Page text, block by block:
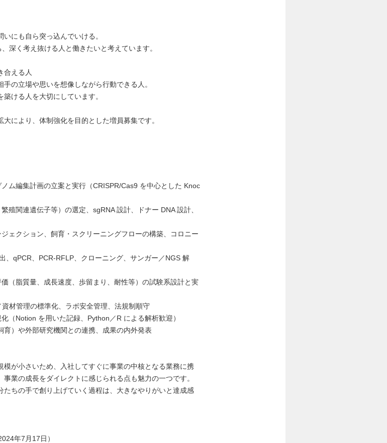
にも自ら突っ込んでいける。
深く考え抜ける人と働きたいと考えています。
合える人
の立場や思いを想像しながら行動できる人。
ける人を大切にしています。
により、体制強化を目的とした増員募集です。
ム編集計画の立案と実行（CRISPR/Cas9 を中心とした Knoc
殖関連遺伝子等）の選定、sgRNA 設計、ドナー DNA 設計、
ェクション、飼育・スクリーニングフローの構築、コロニー
、qPCR、PCR-RFLP、クローニング、サンガー／NGS 解
（脂質量、成長速度、歩留まり、耐性等）の試験系設計と実
材管理の標準化、ラボ安全管理、法規制順守
（Notion を用いた記録、Python／R による解析歓迎）
育）や外部研究機関との連携、成果の内外発表
模が小さいため、入社してすぐに事業の中核となる業務に携
業の成長をダイレクトに感じられる点も魅力の一つです。
たちの手で創り上げていく過程は、大きなやりがいと達成感
年7月17日）